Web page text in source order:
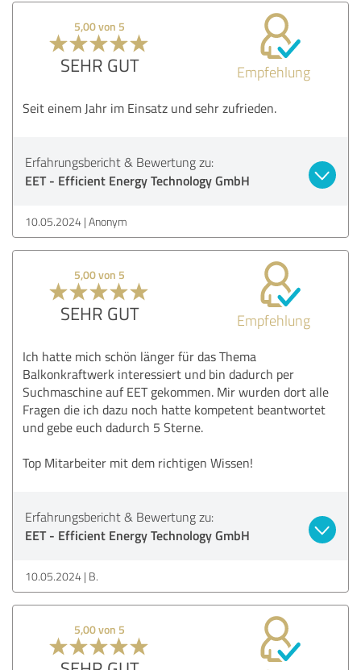
5,00 von 5
SEHR GUT Empfehlung
Seit einem Jahr im Einsatz und sehr zufrieden.
Erfahrungsbericht & Bewertung zu:
EET - Efficient Energy Technology GmbH
10.05.2024 Anonym
5,00 von 5
SEHR GUT Empfehlung
Ich hatte mich schön länger für das Thema
Balkonkraftwerk interessiert und bin dadurch per
Suchmaschine auf EET gekommen. Mir wurden dort alle
Fragen die ich dazu noch hatte kompetent beantwortet
und gebe euch dadurch 5 Sterne.
Top Mitarbeiter mit dem richtigen Wissen!
Erfahrungsbericht & Bewertung zu:
EET - Efficient Energy Technology GmbH
10.05.2024 B.
5,00 von 5